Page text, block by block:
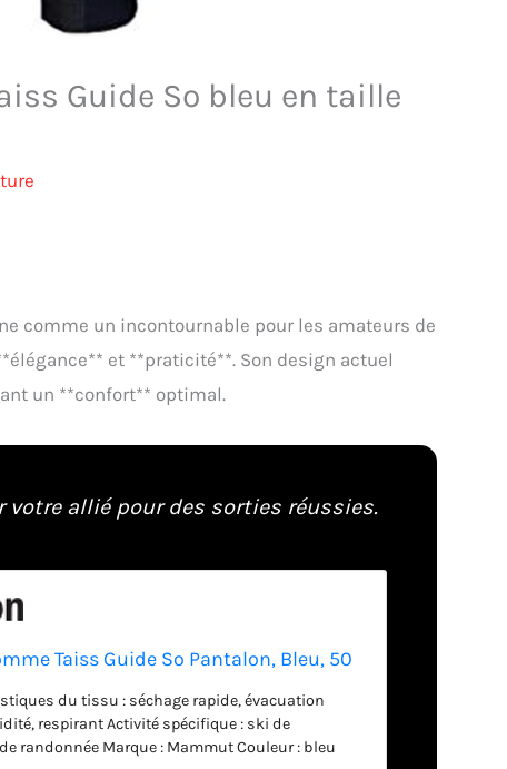
Guide So bleu en taille
comme un incontournable pour les amateurs de
et **praticité**. Son design actuel
un **confort** optimal.
allié pour des sorties réussies.
Taiss Guide So Pantalon, Bleu, 50
du tissu : séchage rapide, évacuation
respirant Activité spécifique : ski de
randonnée Marque : Mammut Couleur : bleu